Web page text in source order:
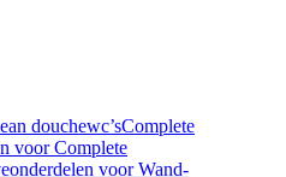
douchewc’sComplete
voor Complete
voor Wand-